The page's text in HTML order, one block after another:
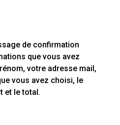
de confirmation
que vous avez
votre adresse mail,
vous avez choisi, le
et le total.